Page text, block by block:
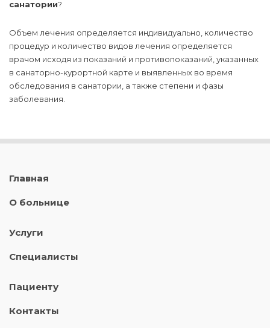
санатории?
Объем лечения определяется индивидуально, количество
процедур и количество видов лечения определяется
врачом исходя из показаний и противопоказаний, указанных
в санаторно-курортной карте и выявленных во время
обследования в санатории, а также степени и фазы
заболевания.
Главная
О больнице
Услуги
Специалисты
Пациенту
Контакты